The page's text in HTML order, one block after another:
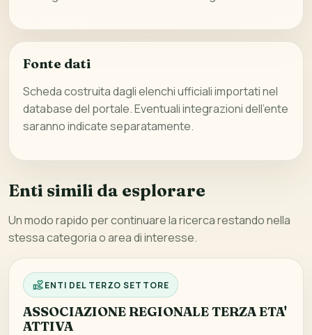
Fonte dati
Scheda costruita dagli elenchi ufficiali importati nel
database del portale. Eventuali integrazioni dell’ente
saranno indicate separatamente.
Enti simili da esplorare
Un modo rapido per continuare la ricerca restando nella
stessa categoria o area di interesse.
ENTI DEL TERZO SETTORE
ASSOCIAZIONE REGIONALE TERZA ETA'
ATTIVA